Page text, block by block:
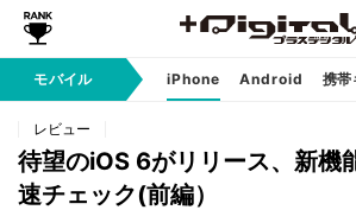
モバイル iPhone Android 携帯
レビュー
待望のiOS 6がリリース、新機
速チェック(前編）